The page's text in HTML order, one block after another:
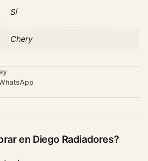
Sí
Chery
en Diego Radiadores?